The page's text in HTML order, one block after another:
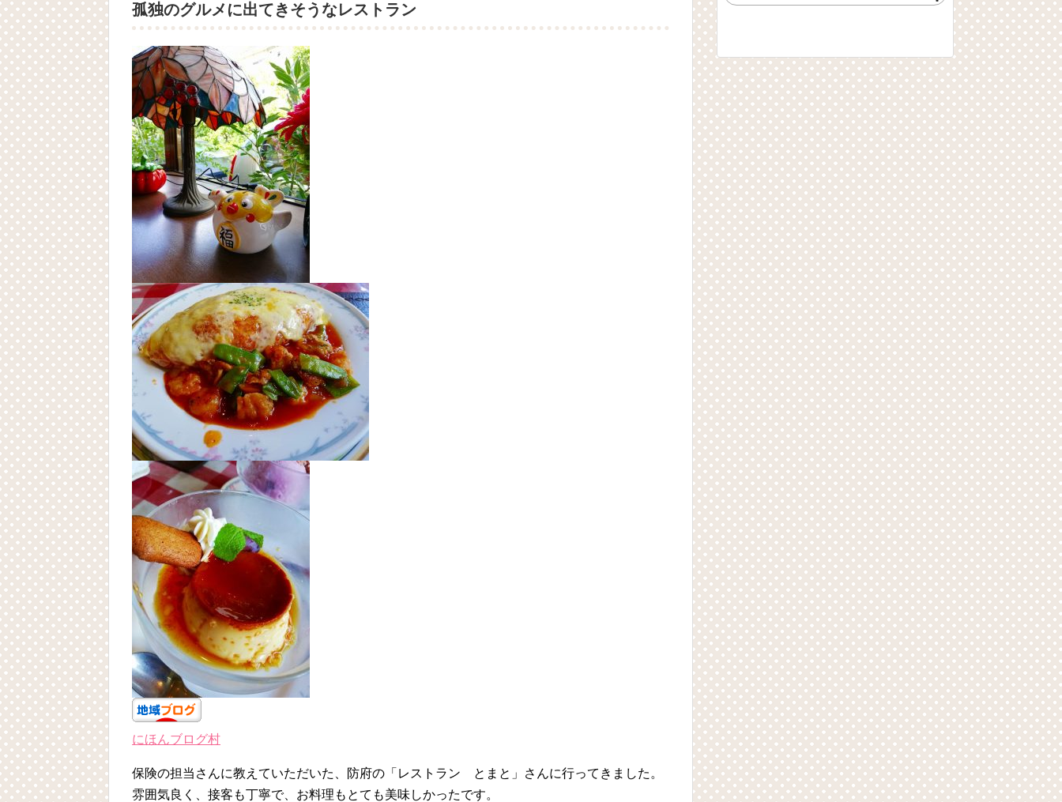
孤独のグルメに出てきそうなレストラン
にほんブログ村
保険の担当さんに教えていただいた、防府の「レストラン とまと」さんに行ってきました。
雰囲気良く、接客も丁寧で、お料理もとても美味しかったです。